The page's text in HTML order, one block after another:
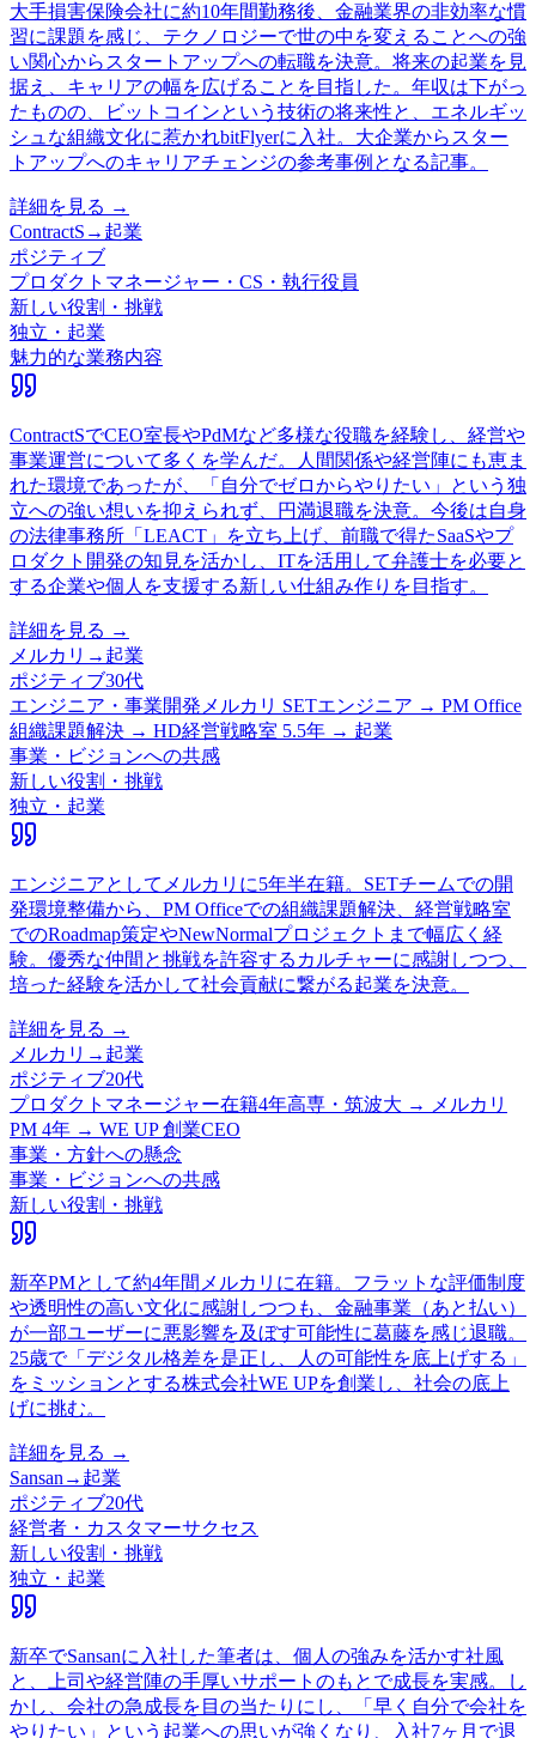
大手損害保険会社に約10年間勤務後、金融業界の非効率な慣
習に課題を感じ、テクノロジーで世の中を変えることへの強
い関心からスタートアップへの転職を決意。将来の起業を見
据え、キャリアの幅を広げることを目指した。年収は下がっ
たものの、ビットコインという技術の将来性と、エネルギッ
シュな組織文化に惹かれbitFlyerに入社。大企業からスター
トアップへのキャリアチェンジの参考事例となる記事。
詳細を見る →
ContractS → 起業
ポジティブ
プロダクトマネージャー・CS・執行役員
新しい役割・挑戦
独立・起業
魅力的な業務内容
ContractSでCEO室長やPdMなど多様な役職を経験し、経営や
事業運営について多くを学んだ。人間関係や経営陣にも恵ま
れた環境であったが、「自分でゼロからやりたい」という独
立への強い想いを抑えられず、円満退職を決意。今後は自身
の法律事務所「LEACT」を立ち上げ、前職で得たSaaSやプ
ロダクト開発の知見を活かし、ITを活用して弁護士を必要と
する企業や個人を支援する新しい仕組み作りを目指す。
詳細を見る →
メルカリ → 起業
ポジティブ30代
エンジニア・事業開発メルカリ SETエンジニア → PM Office
組織課題解決 → HD経営戦略室 5.5年 → 起業
事業・ビジョンへの共感
新しい役割・挑戦
独立・起業
エンジニアとしてメルカリに5年半在籍。SETチームでの開
発環境整備から、PM Officeでの組織課題解決、経営戦略室
でのRoadmap策定やNewNormalプロジェクトまで幅広く経
験。優秀な仲間と挑戦を許容するカルチャーに感謝しつつ、
培った経験を活かして社会貢献に繋がる起業を決意。
詳細を見る →
メルカリ → 起業
ポジティブ20代
プロダクトマネージャー在籍4年高専・筑波大 → メルカリ
PM 4年 → WE UP 創業CEO
事業・方針への懸念
事業・ビジョンへの共感
新しい役割・挑戦
新卒PMとして約4年間メルカリに在籍。フラットな評価制度
や透明性の高い文化に感謝しつつも、金融事業（あと払い）
が一部ユーザーに悪影響を及ぼす可能性に葛藤を感じ退職。
25歳で「デジタル格差を是正し、人の可能性を底上げする」
をミッションとする株式会社WE UPを創業し、社会の底上
げに挑む。
詳細を見る →
Sansan→ 起業
ポジティブ20代
経営者・カスタマーサクセス
新しい役割・挑戦
独立・起業
新卒でSansanに入社した筆者は、個人の強みを活かす社風
と、上司や経営陣の手厚いサポートのもとで成長を実感。し
かし、会社の急成長を目の当たりにし、「早く自分で会社を
やりたい」という起業への思いが強くなり、入社7ヶ月で退